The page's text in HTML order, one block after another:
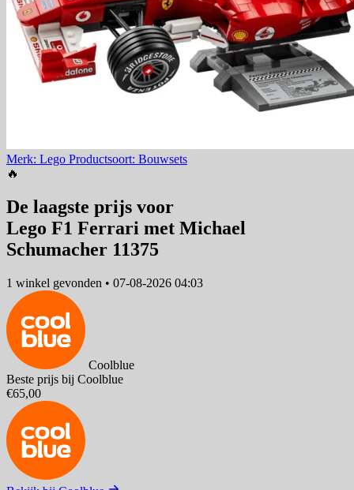
Merk: Lego Productsoort: Bouwsets
🔥
De laagste prijs voor
Lego F1 Ferrari met Michael
Schumacher 11375
1 winkel gevonden • 07-08-2026 04:03
Coolblue
Beste prijs bij Coolblue
€65,00